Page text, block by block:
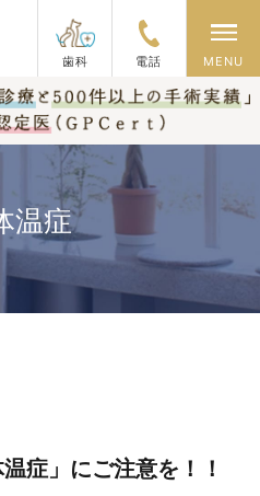
歯科 電話
メ
MENU
温症
症」にご注意を！！